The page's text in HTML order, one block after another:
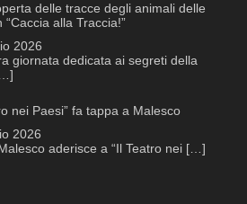
delle tracce degli animali delle
“Caccia alla Traccia!”
2026
giornata dedicata ai segreti della
nei Paesi” fa tappa a Malesco
2026
aderisce a “Il Teatro nei […]